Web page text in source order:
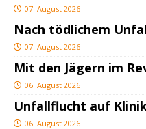
07. August 2026
Nach tödlichem
07. August 2026
Mit den Jägern im
06. August 2026
Unfallflucht auf
06. August 2026